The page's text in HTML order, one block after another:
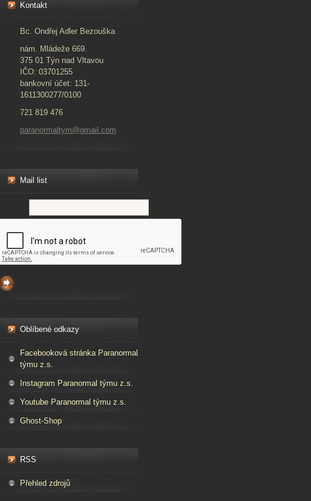
Kontakt
Bc. Ondřej Adler Bezouška
nám. Mládeže 669.
375 01 Týn nad Vltavou
IČO: 03701255
bankovní účet: 131-
1611300277/0100
721 819 476
paranormaltym@gmail.com
Mail list
Oblíbené odkazy
Facebooková stránka Paranormal
týmu z.s.
Instagram Paranormal týmu z.s.
Youtube Paranormal týmu z.s.
Ghost-Shop
RSS
Přehled zdrojů